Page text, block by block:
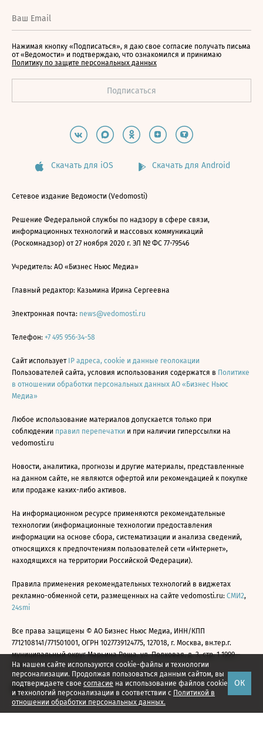
На нашем сайте используются cookie-файлы и технологии
персонализации. Продолжая пользоваться данным сайтом, вы
подтверждаете свое согласие на использование файлов cookie
и технологий персонализации в соответствии с Политикой в
отношении обработки персональных данных.
ОК
Нажимая кнопку «Подписаться», я даю свое согласие получать письма
от «Ведомости» и подтверждаю, что ознакомился и принимаю
Политику по защите персональных данных
Скачать для iOS Скачать для Android
Сетевое издание Ведомости (Vedomosti)
Решение Федеральной службы по надзору в сфере связи,
информационных технологий и массовых коммуникаций
(Роскомнадзор) от 27 ноября 2020 г. ЭЛ № ФС 77-79546
Учредитель: АО «Бизнес Ньюс Медиа»
Главный редактор: Казьмина Ирина Сергеевна
Электронная почта: news@vedomosti.ru
Телефон: +7 495 956-34-58
Сайт использует IP адреса, cookie и данные геолокации
Пользователей сайта, условия использования содержатся в Политике
в отношении обработки персональных данных АО «Бизнес Ньюс
Медиа»
Любое использование материалов допускается только при
соблюдении правил перепечатки и при наличии гиперссылки на
vedomosti.ru
Новости, аналитика, прогнозы и другие материалы, представленные
на данном сайте, не являются офертой или рекомендацией к покупке
или продаже каких-либо активов.
На информационном ресурсе применяются рекомендательные
технологии (информационные технологии предоставления
информации на основе сбора, систематизации и анализа сведений,
относящихся к предпочтениям пользователей сети «Интернет»,
находящихся на территории Российской Федерации).
Правила применения рекомендательных технологий в виджетах
рекламно-обменной сети, размещенных на сайте vedomosti.ru: СМИ2,
24smi
Все права защищены © АО Бизнес Ньюс Медиа, ИНН/КПП
7712108141/771501001, ОГРН 1027739124775, 127018, г. Москва, вн.тер.г.
муниципальный округ Марьина Роща, ул. Полковая, д. 3, стр. 1 1999—
2026